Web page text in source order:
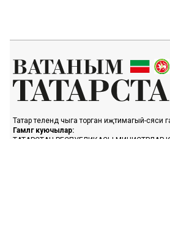
Татар телендә чыга торган иҗтимагый-сәяси
Гамәлгә куючылар:
ТАТАРСТАН РЕСПУБЛИКАСЫ МИНИСТРЛАР